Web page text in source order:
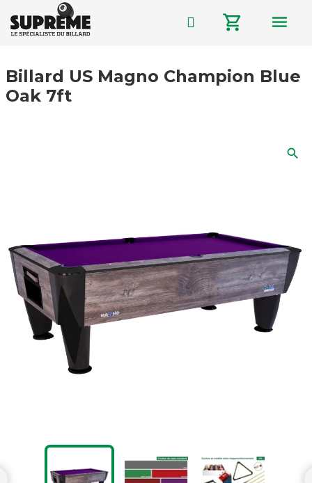
shopping_cart menu
Billard US Magno Champion Blue
Oak 7ft
search